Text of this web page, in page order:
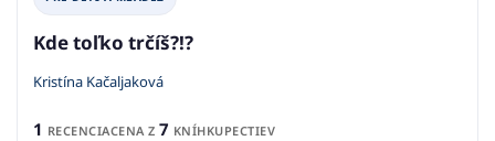
Kde toľko trčíš?!?
Kristína Kačaljaková
1 RECENCIACENA Z 7 KNÍHKUPECTIEV